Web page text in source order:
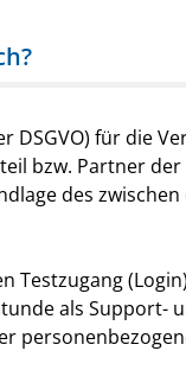
DSGVO) für die
bzw. Partner
des
Testzugang
als Support-